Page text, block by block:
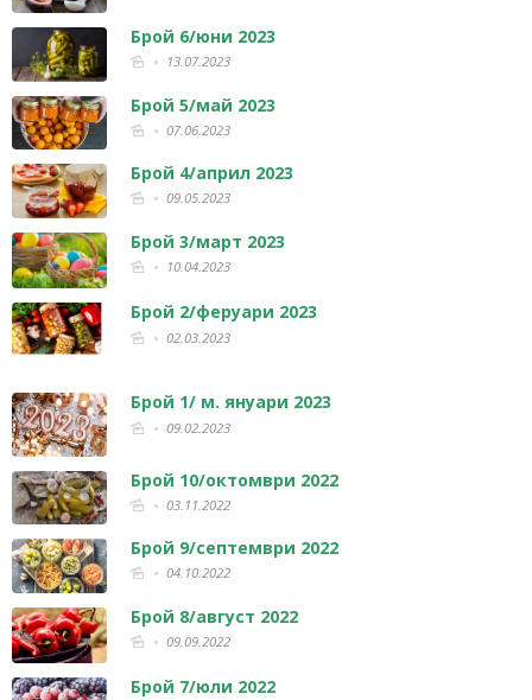
Брой 6/юни 2023
13.07.2023
Брой 5/май 2023
07.06.2023
Брой 4/април 2023
09.05.2023
Брой 3/март 2023
10.04.2023
Брой 2/феруари 2023
02.03.2023
Брой 1/ м. януари 2023
09.02.2023
Брой 10/октомври 2022
03.11.2022
Брой 9/септември 2022
04.10.2022
Брой 8/август 2022
09.09.2022
Брой 7/юли 2022